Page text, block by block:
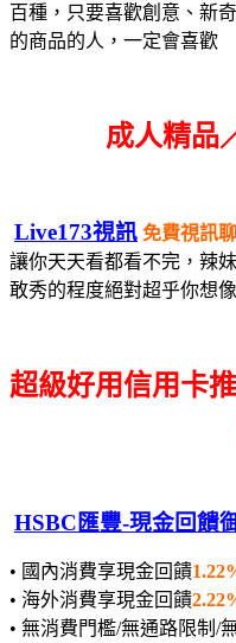
百種，只要喜歡創意、新
的商品的人，一定會喜歡
成人精品
Live173視訊 免費視訊
讓你天天看都看不完，辣
敢秀的程度絕對超乎你想像
超級好用信用卡
HSBC匯豐-現金回饋
• 國內消費享現金回饋
• 海外消費享現金回饋
• 無消費門檻/無通路限制/